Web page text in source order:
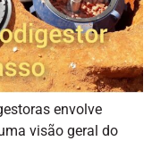
envolve
visão geral do